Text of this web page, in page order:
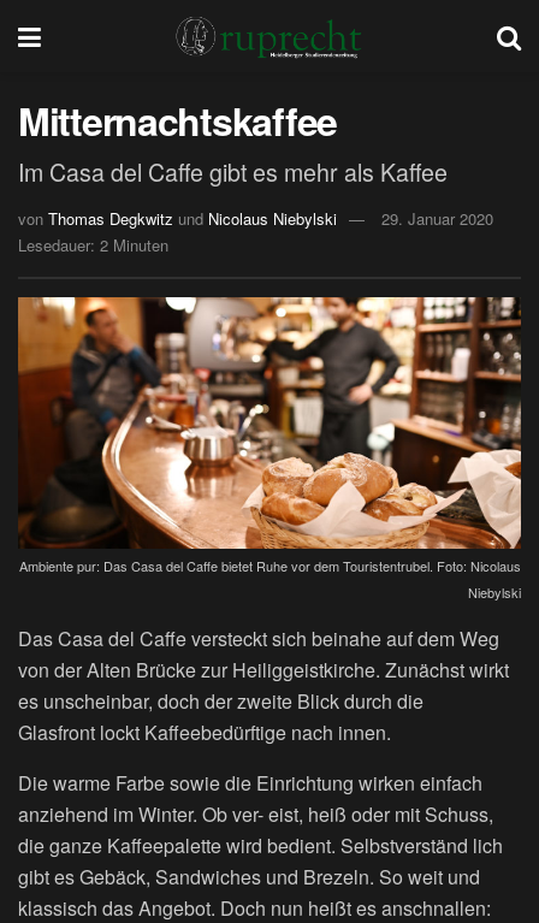
Mitternachtskaffee
Im Casa del Caffe gibt es mehr als Kaffee
von Thomas Degkwitz und Nicolaus Niebylski
29. Januar 2020
Lesedauer: 2 Minuten
Ambiente pur: Das Casa del Caffe bietet Ruhe vor dem Touristentrubel. Foto: Nicolaus
Niebylski
Das Casa del Caffe versteckt sich beinahe auf dem Weg
von der Alten Brücke zur Heiliggeistkirche. Zunächst wirkt
es unscheinbar, doch der zweite Blick durch die
Glasfront lockt Kaffeebedürftige nach innen.
Die warme Farbe sowie die Einrichtung wirken einfach
anziehend im Winter. Ob ver- eist, heiß oder mit Schuss,
die ganze Kaffeepalette wird bedient. Selbstverständ lich
gibt es Gebäck, Sandwiches und Brezeln. So weit und
klassisch das Angebot. Doch nun heißt es anschnallen: